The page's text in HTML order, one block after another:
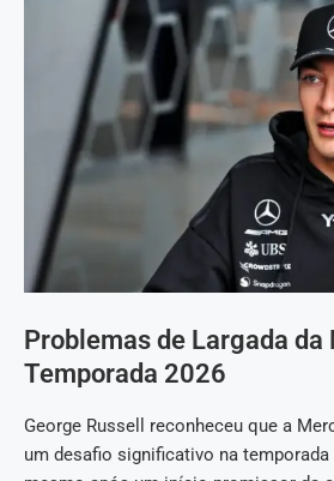
Problemas de Largada da
Temporada 2026
George Russell reconheceu que a
um desafio significativo na temporada